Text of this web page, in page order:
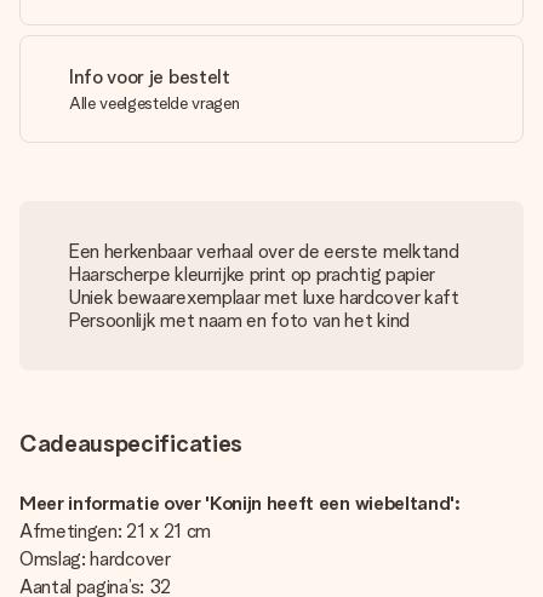
Info voor je bestelt
Alle veelgestelde vragen
Een herkenbaar verhaal over de eerste melktand
Haarscherpe kleurrijke print op prachtig papier
Uniek bewaarexemplaar met luxe hardcover kaft
Persoonlijk met naam en foto van het kind
Cadeauspecificaties
Meer informatie over 'Konijn heeft een wiebeltand':
Afmetingen: 21 x 21 cm
Omslag: hardcover
Aantal pagina’s: 32